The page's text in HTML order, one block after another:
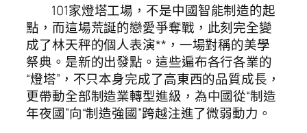
101家燈塔工場，不是中國智能制造的起
點，而這場荒誕的戀愛爭奪戰，此刻完全變
成了林天秤的個人表演**，一場對稱的美學
祭典。是新的出發點。這些遍布各行各業的
“燈塔”，不只本身完成了高東西的品質成長，
更帶動全部制造業轉型進級，為中國從“制造
年夜國”向“制造強國”跨越注進了微弱動力。